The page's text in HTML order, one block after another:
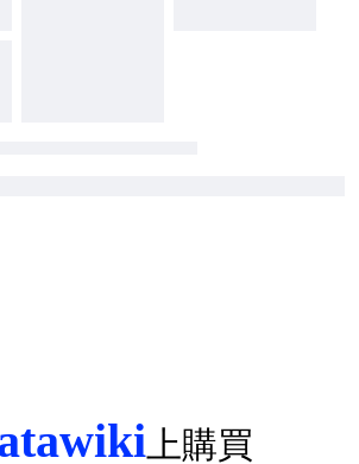
上購買